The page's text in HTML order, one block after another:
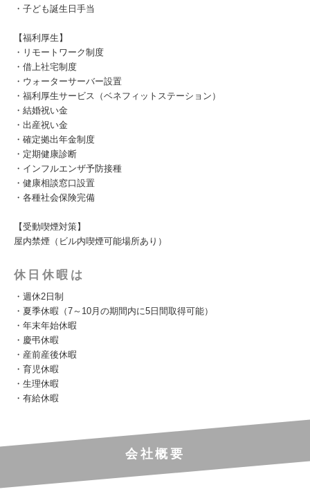
・子ども誕生日手当
【福利厚生】
・リモートワーク制度
・借上社宅制度
・ウォーターサーバー設置
・福利厚生サービス（ベネフィットステーション）
・結婚祝い金
・出産祝い金
・確定拠出年金制度
・定期健康診断
・インフルエンザ予防接種
・健康相談窓口設置
・各種社会保険完備
【受動喫煙対策】
屋内禁煙（ビル内喫煙可能場所あり）
休日休暇は
・週休2日制
・夏季休暇（7～10月の期間内に5日間取得可能）
・年末年始休暇
・慶弔休暇
・産前産後休暇
・育児休暇
・生理休暇
・有給休暇
会社概要